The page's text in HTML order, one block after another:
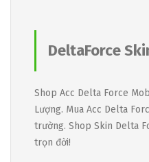
DeltaForce
Shop Acc Delta Force
Lượng. Mua Acc Delta
trường. Shop Skin Delta
trọn đời!